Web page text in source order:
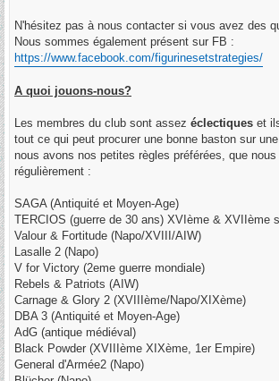
N'hésitez pas à nous contacter si vous avez des
Nous sommes également présent sur FB :
https://www.facebook.com/figurinesetstrategies/
A quoi jouons-nous?
Les membres du club sont assez éclectiques et
tout ce qui peut procurer une bonne baston sur
nous avons nos petites règles préférées, que nous
régulièrement :
SAGA (Antiquité et Moyen-Age)
TERCIOS (guerre de 30 ans) XVIème & XVIIème
Valour & Fortitude (Napo/XVIII/AIW)
Lasalle 2 (Napo)
V for Victory (2eme guerre mondiale)
Rebels & Patriots (AIW)
Carnage & Glory 2 (XVIIIème/Napo/XIXème)
DBA 3 (Antiquité et Moyen-Age)
AdG (antique médiéval)
Black Powder (XVIIIème XIXème, 1er Empire)
General d'Armée2 (Napo)